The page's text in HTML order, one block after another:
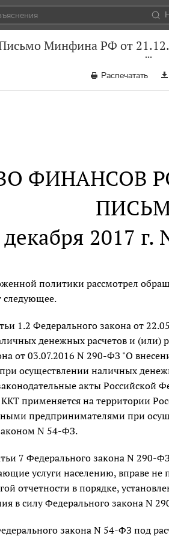
Минфина РФ от
Распечатать
ФИНАНСОВ
декабря 2017
политики рассмотрел
следующее.
1.2 Федерального закона от
денежных расчетов и (или)
от 03.07.2016 N 290-ФЗ "О
осуществлении наличных
акты Российской
применяется на территории
предпринимателями при
N 54-ФЗ.
7 Федерального закона N 290-
услуги населению, вправе не
отчетности в порядке,
в силу Федерального закона N
закона N 54-ФЗ под